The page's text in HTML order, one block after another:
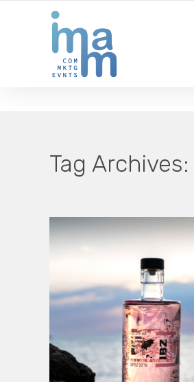
AGENCIA CREATIVA DE
Tag Archives: